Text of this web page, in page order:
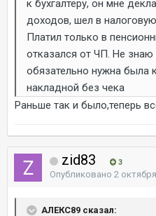
к бухгалтеру, он мне
доходов, шел в
Платил только в
отказался от ЧП. Не
обязательно нужна была
накладной без чека
Раньше так и было,теперь
zid83 3
Опубликовано 2
АЛЕКС89 сказал: